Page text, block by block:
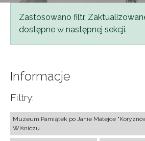
Komunikat
Zastosowano filtr.
dostępne w następnej sekcji.
Informacje
Filtry:
Muzeum Pamiątek po Janie Matejce
Wiśniczu